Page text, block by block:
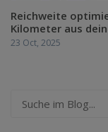
Reichweite
Kilometer aus
23 Oct, 2025